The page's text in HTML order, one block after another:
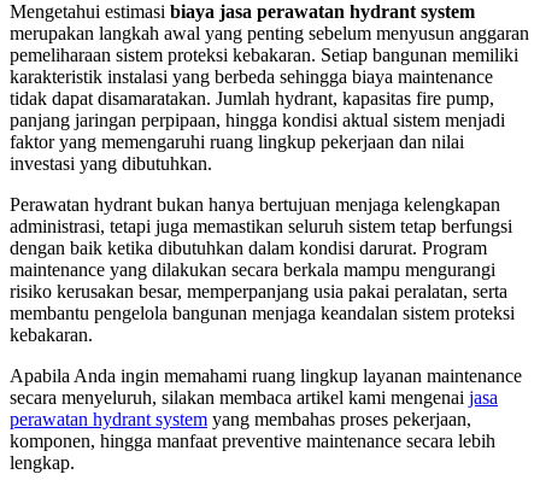
Mengetahui estimasi biaya jasa perawatan hydrant system
merupakan langkah awal yang penting sebelum menyusun anggaran
pemeliharaan sistem proteksi kebakaran. Setiap bangunan memiliki
karakteristik instalasi yang berbeda sehingga biaya maintenance
tidak dapat disamaratakan. Jumlah hydrant, kapasitas fire pump,
panjang jaringan perpipaan, hingga kondisi aktual sistem menjadi
faktor yang memengaruhi ruang lingkup pekerjaan dan nilai
investasi yang dibutuhkan.
Perawatan hydrant bukan hanya bertujuan menjaga kelengkapan
administrasi, tetapi juga memastikan seluruh sistem tetap berfungsi
dengan baik ketika dibutuhkan dalam kondisi darurat. Program
maintenance yang dilakukan secara berkala mampu mengurangi
risiko kerusakan besar, memperpanjang usia pakai peralatan, serta
membantu pengelola bangunan menjaga keandalan sistem proteksi
kebakaran.
Apabila Anda ingin memahami ruang lingkup layanan maintenance
secara menyeluruh, silakan membaca artikel kami mengenai jasa
perawatan hydrant system yang membahas proses pekerjaan,
komponen, hingga manfaat preventive maintenance secara lebih
lengkap.